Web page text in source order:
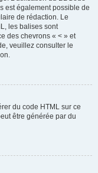
est également possible de
de rédaction. Le
les balises sont
des chevrons « < » et
veuillez consulter le
du code HTML sur ce
être générée par du